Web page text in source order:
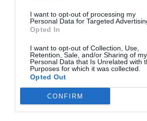
I want to opt-out of processing my
Personal Data for Targeted
Opted In
I want to opt-out of Collection, Use,
Retention, Sale, and/or Sharing of my
Personal Data that Is Unrelated with
Purposes for which it was collected.
Opted Out
CONFIRM
RELACIONADES
LC Paper, una LC Paper instal·la